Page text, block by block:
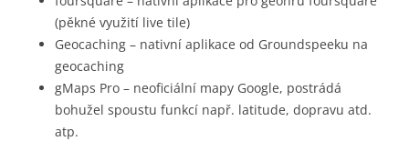
(pěkné využití live tile)
Geocaching – nativní aplikace od Groundspeeku na
geocaching
gMaps Pro – neoficiální mapy Google, postrádá
bohužel spoustu funkcí např. latitude, dopravu atd.
atp.